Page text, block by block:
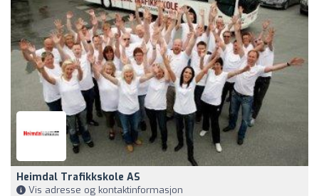
Heimdal Trafikkskole AS
Vis adresse og kontaktinformasjon